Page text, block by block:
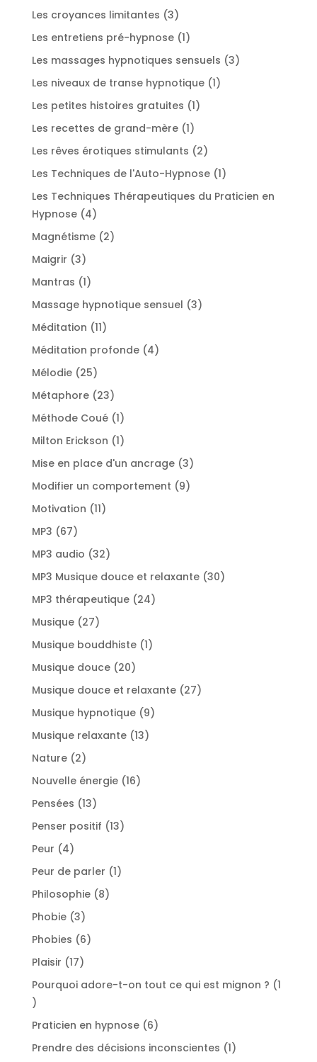
produits
Les croyances limitantes 33
produits
Les entretiens pré-hypnose 11
produit
Les massages hypnotiques sensuels 33
Les niveaux de transe hypnotique 11
Les petites histoires gratuites 11
Les recettes de grand-mère 11
produit
Les rêves érotiques stimulants 22
produits
Les Techniques de l'Auto-Hypnose 11
produit
Les Techniques Thérapeutiques du Praticien en
Hypnose 44
produits
Magnétisme 22
Maigrir 33
produits
Mantras 11
produit
Massage hypnotique sensuel 33
Méditation 1111
produits
Méditation profonde 44
Mélodie 2525
produits
Métaphore 2323
produits
Méthode Coué 11
produit
Milton Erickson 11
Mise en place d'un ancrage 33
produits
Modifier un comportement 99
Motivation 1111
MP3 6767
produits
MP3 audio 3232
produits
MP3 Musique douce et relaxante 3030
MP3 thérapeutique 2424
Musique 2727
produits
Musique bouddhiste 11
Musique douce 2020
produits
Musique douce et relaxante 2727
Musique hypnotique 99
Musique relaxante 1313
Nature 22
produits
Nouvelle énergie 1616
Pensées 1313
produits
Penser positif 1313
Peur 44
produits
Peur de parler 11
Philosophie 88
Phobie 33
produits
Phobies 66
Plaisir 1717
produits
Pourquoi adore-t-on tout ce qui est mignon ? 1
1
produit
Praticien en hypnose 66
produits
Prendre des décisions inconscientes 11